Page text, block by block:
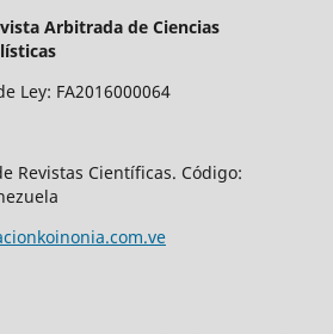
Arbitrada de Ciencias
Ley: FA2016000064
Revistas Científicas. Código: